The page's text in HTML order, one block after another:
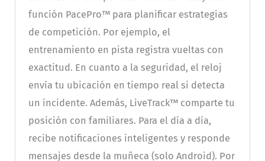
función PacePro™ para planificar estrategias
de competición. Por ejemplo, el
entrenamiento en pista registra vueltas con
exactitud. En cuanto a la seguridad, el reloj
envía tu ubicación en tiempo real si detecta
un incidente. Además, LiveTrack™ comparte tu
posición con familiares. Para el día a día,
recibe notificaciones inteligentes y responde
mensajes desde la muñeca (solo Android). Por